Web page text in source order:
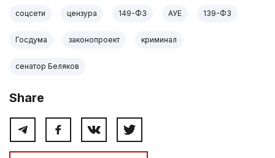
соцсети цензура 149-ФЗ АУЕ 139-ФЗ
Госдума законопроект криминал
сенатор Беляков
Share